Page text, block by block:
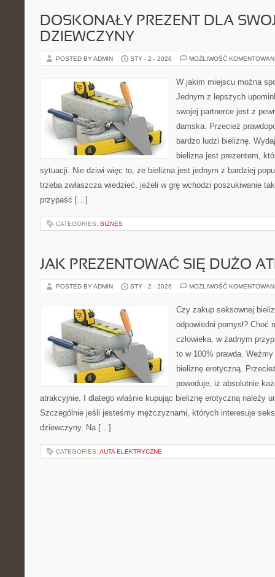
DOSKONAŁY PREZENT DLA
DZIEWCZYNY
POSTED BY ADMIN STY - 2 - 2026 MOŻLIWOŚĆ
W jakim miejscu można
Jednym z lepszych
swojej partnerce jest z
damska. Przecież
bardzo ludzi bieliznę.
bielizna jest prezentem,
sytuacji. Nie dziwi więc to, że bielizna jest jednym z bardziej
trzeba zwłaszcza wiedzieć, jeżeli w grę wchodzi poszukiwanie
przypaść […]
CATEGORIES: BIZNES
JAK PREZENTOWAĆ SIĘ DUŻO
POSTED BY ADMIN STY - 2 - 2026 MOŻLIWOŚĆ
Czy zakup seksownej
odpowiedni pomysł?
człowieka, w żadnym
to w 100% prawda.
bieliznę erotyczną.
powoduje, iż absolutnie
atrakcyjnie. I dlatego właśnie kupując bieliznę erotyczną należy
Szczególnie jeśli jesteśmy mężczyznami, których interesuje
dziewczyny. Na […]
CATEGORIES: AUTA ELEKTRYCZNE